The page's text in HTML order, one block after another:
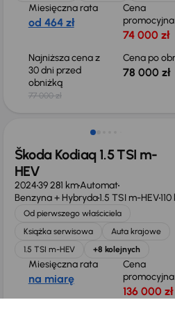
Miesięczna rata
od 464 zł
Cena
promocyjna
74 000 zł
Najniższa cena z
30 dni przed
obniżką
77 000 zł
Cena po
78 000 zł
Taniej o 3 000 zł
Škoda Kodiaq 1.5 TSI m-
HEV
202439 281 kmAutomat
Benzyna + Hybryda1.5 TSI m-HEV
Od pierwszego właściciela
Książka serwisowa
Auta krajowe
1.5 TSI m-HEV
+8 kolejnych
Miesięczna rata
na miarę
Cena
promocyjna
136 000 zł